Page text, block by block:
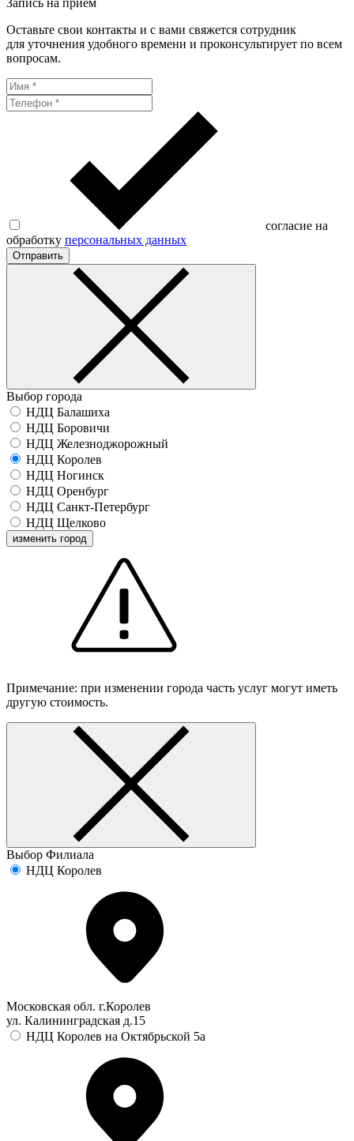
Оставьте свои контакты и с вами свяжется сотрудник
для уточнения удобного времени и проконсультирует по всем
вопросам.
согласие на
обработку персональных данных
Отправить
Выбор города
НДЦ Балашиха
НДЦ Боровичи
НДЦ Железноджорожный
НДЦ Королев
НДЦ Ногинск
НДЦ Оренбург
НДЦ Санкт-Петербург
НДЦ Щелково
изменить город
Примечание: при изменении города часть услуг могут иметь
другую стоимость.
Выбор Филиала
НДЦ Королев
Московская обл. г.Королев
ул. Калининградская д.15
НДЦ Королев на Октябрьской 5а